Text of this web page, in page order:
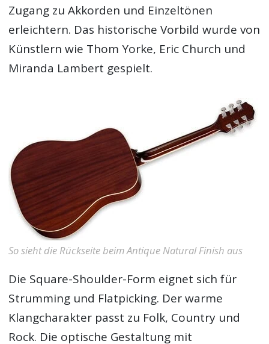
Zugang zu Akkorden und Einzeltönen
erleichtern. Das historische Vorbild wurde von
Künstlern wie Thom Yorke, Eric Church und
Miranda Lambert gespielt.
So sieht die Rückseite beim Antique Natural Finish aus
Die Square-Shoulder-Form eignet sich für
Strumming und Flatpicking. Der warme
Klangcharakter passt zu Folk, Country und
Rock. Die optische Gestaltung mit